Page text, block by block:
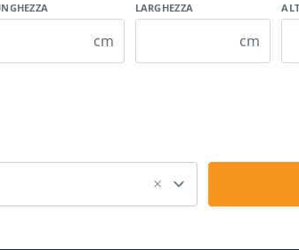
cm
LARGHEZZA
cm
×